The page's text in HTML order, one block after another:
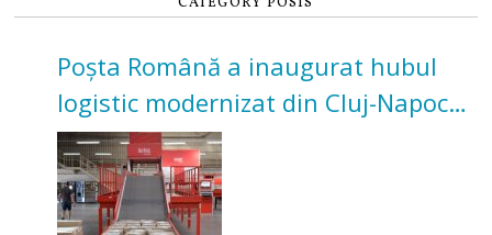
Poșta Română a inaugurat hubul
logistic modernizat din Cluj-Napoca.
Investiție de 3 milioane de euro